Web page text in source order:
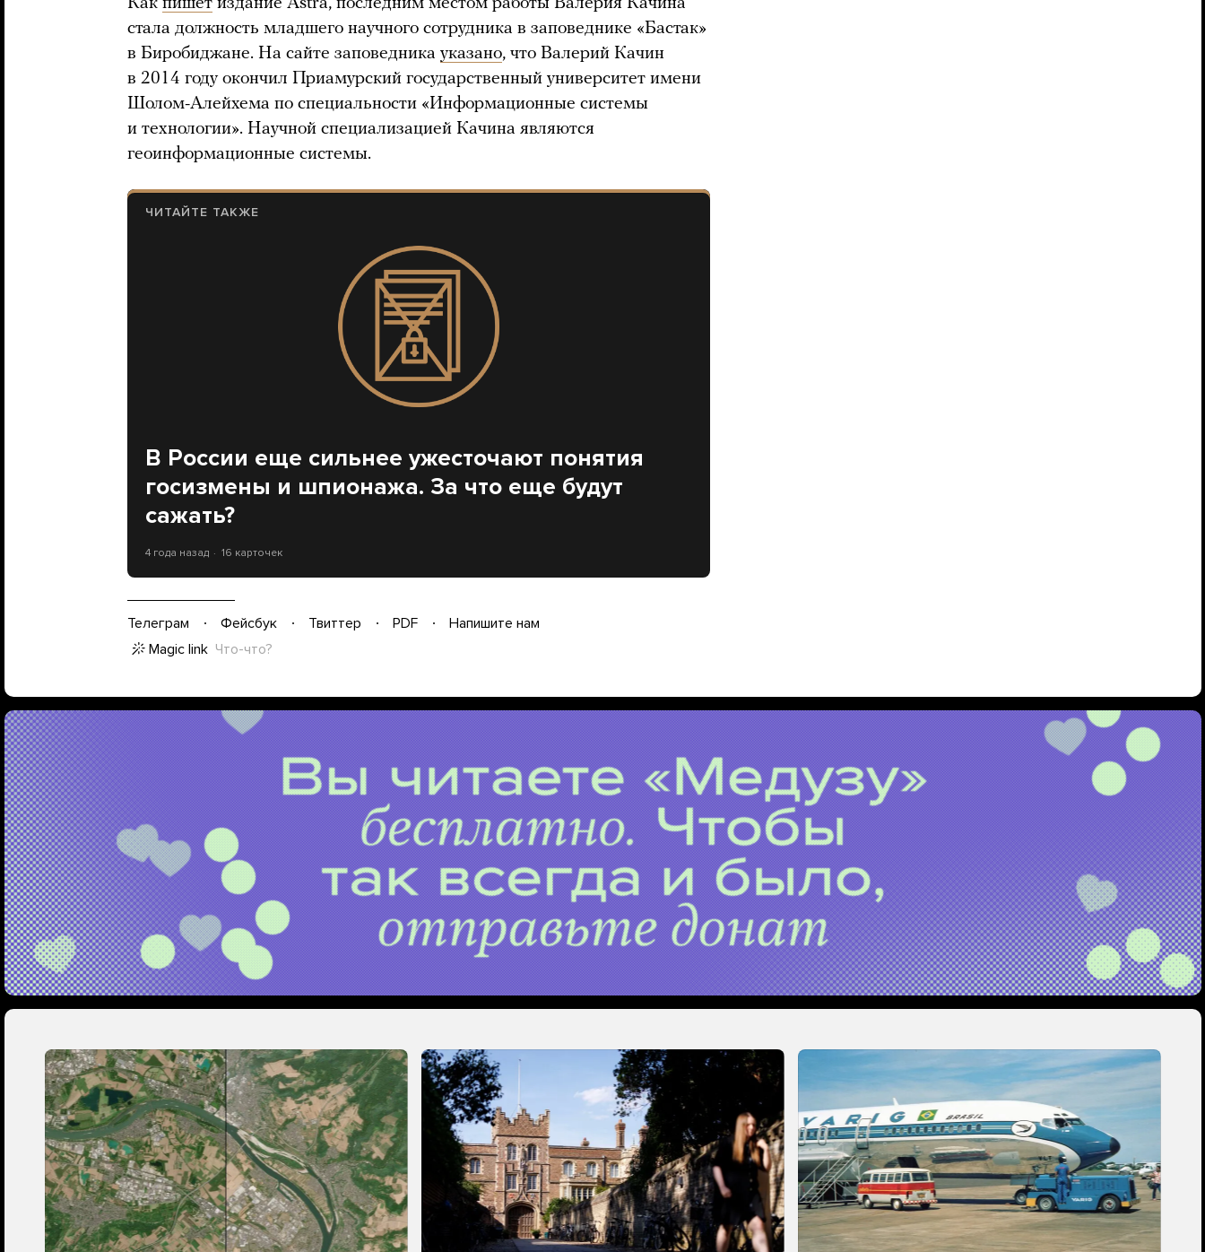
Как пишет издание Astra, последним местом работы Валерия Качина
стала должность младшего научного сотрудника в заповеднике «Бастак»
в Биробиджане. На сайте заповедника указано, что Валерий Качин
в 2014 году окончил Приамурский государственный университет имени
Шолом-Алейхема по специальности «Информационные системы
и технологии». Научной специализацией Качина являются
геоинформационные системы.
ЧИТАЙТЕ ТАКЖЕ
В России еще сильнее ужесточают понятия
госизмены и шпионажа. За что еще будут
сажать?
4 года назад 16 карточек
Телеграм Фейсбук Твиттер PDF
Напишите нам
Magic link Что-что?